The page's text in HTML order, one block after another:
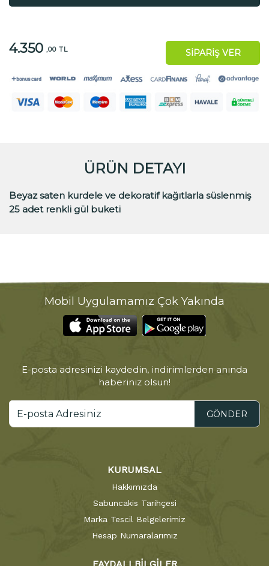
4.350 ,00 TL SİPARİŞ VER
ÜRÜN DETAYI
Beyaz saten kurdele ve dekoratif kağıtlarla süslenmiş
25 adet renkli gül buketi
Mobil Uygulamamız Çok Yakında
E-posta adresinizi kaydedin, indirimlerden anında
haberiniz olsun!
GÖNDER
KURUMSAL
Hakkımızda
Sabuncakis Tarihçesi
Marka Tescil Belgelerimiz
Hesap Numaralarımız